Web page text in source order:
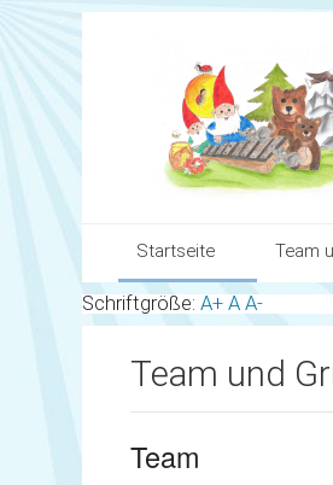
Startseite
Team und Gruppen
Pädagogik
Team
Schriftgröße: A+ A A-
Team und
Team